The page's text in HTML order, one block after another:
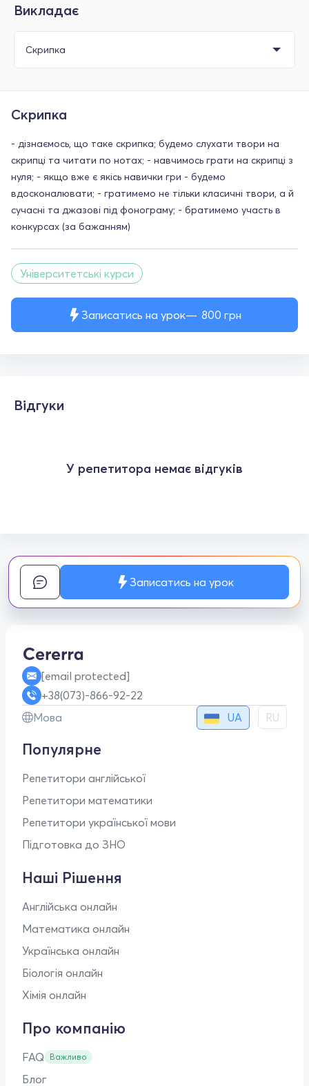
Викладає
Записатись на урок 800 грн
Скрипка
- дізнаємось, що таке скрипка; будемо слухати твори на
скрипці та читати по нотах; - навчимось грати на скрипці з
нуля; - якщо вже є якісь навички гри - будемо
вдосконалювати; - гратимемо не тільки класичні твори, а й
сучасні та джазові під фонограму; - братимемо участь в
конкурсах (за бажанням)
Університетські курси
Відгуки
У репетитора немає відгуків
Записатись на урок
[email protected]
+38(073)-866-92-22
Мова
UA RU
Популярне
Репетитори англійської
Репетитори математики
Репетитори української мови
Підготовка до ЗНО
Наші Рішення
Англійська онлайн
Математика онлайн
Українська онлайн
Біологія онлайн
Хімія онлайн
Про компанію
FAQ Важливо
Блог